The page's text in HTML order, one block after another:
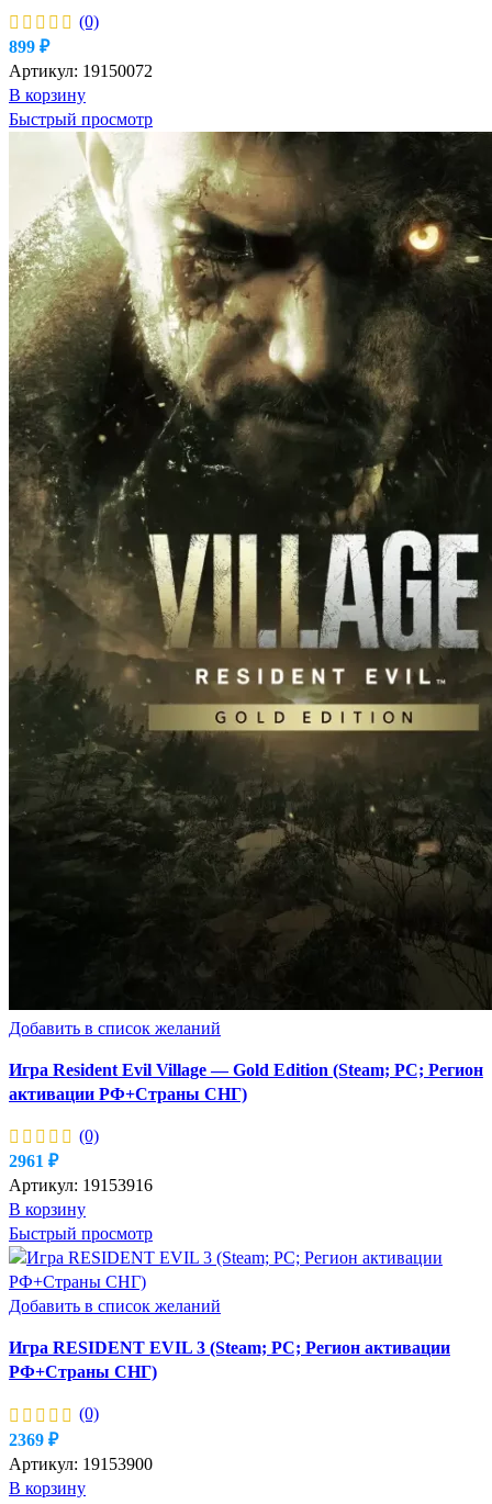
(0)
899 ₽
Артикул: 19150072
В корзину
Быстрый просмотр
Добавить в список желаний
Игра Resident Evil Village — Gold Edition (Steam; PC; Регион
активации РФ+Страны СНГ)
(0)
2961 ₽
Артикул: 19153916
В корзину
Быстрый просмотр
Добавить в список желаний
Игра RESIDENT EVIL 3 (Steam; PC; Регион активации
РФ+Страны СНГ)
(0)
2369 ₽
Артикул: 19153900
В корзину